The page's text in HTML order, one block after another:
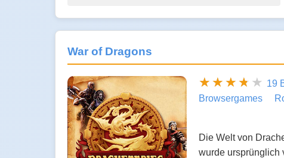
War of Dragons
19
Browsergames
Die Welt von
wurde ursprünglich